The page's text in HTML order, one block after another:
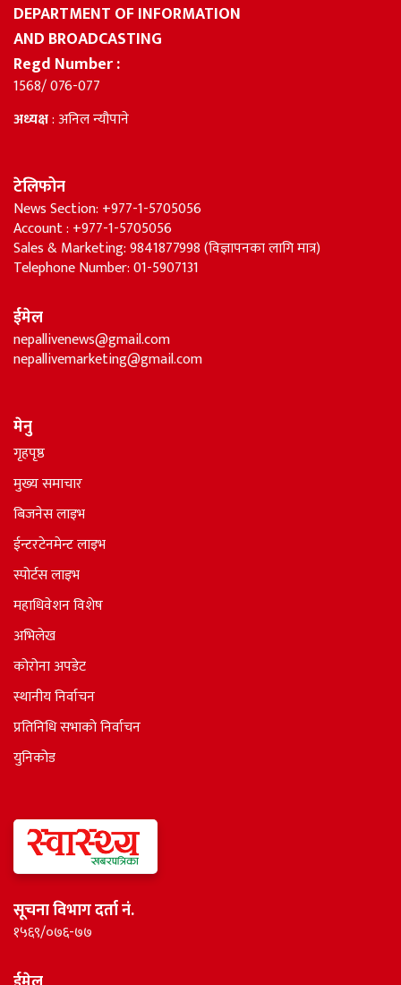
DEPARTMENT OF INFORMATION
AND BROADCASTING
Regd Number :
1568/ 076-077
अध्यक्ष: अनिल न्यौपाने
टेलिफोन
News Section: +977-1-5705056
Account : +977-1-5705056
Sales & Marketing: 9841877998 (विज्ञापनका लागि मात्र)
Telephone Number: 01-5907131
ईमेल
nepallivenews@gmail.com
nepallivemarketing@gmail.com
मेनु
गृहपृष्ठ
मुख्य समाचार
बिजनेस लाइभ
ईन्टरटेनमेन्ट लाइभ
स्पोर्टस लाइभ
महाधिवेशन विशेष
अभिलेख
कोरोना अपडेट
स्थानीय निर्वाचन
प्रतिनिधि सभाकाे निर्वाचन
युनिकोड
सूचना विभाग दर्ता नं.
१५६९/०७६-७७